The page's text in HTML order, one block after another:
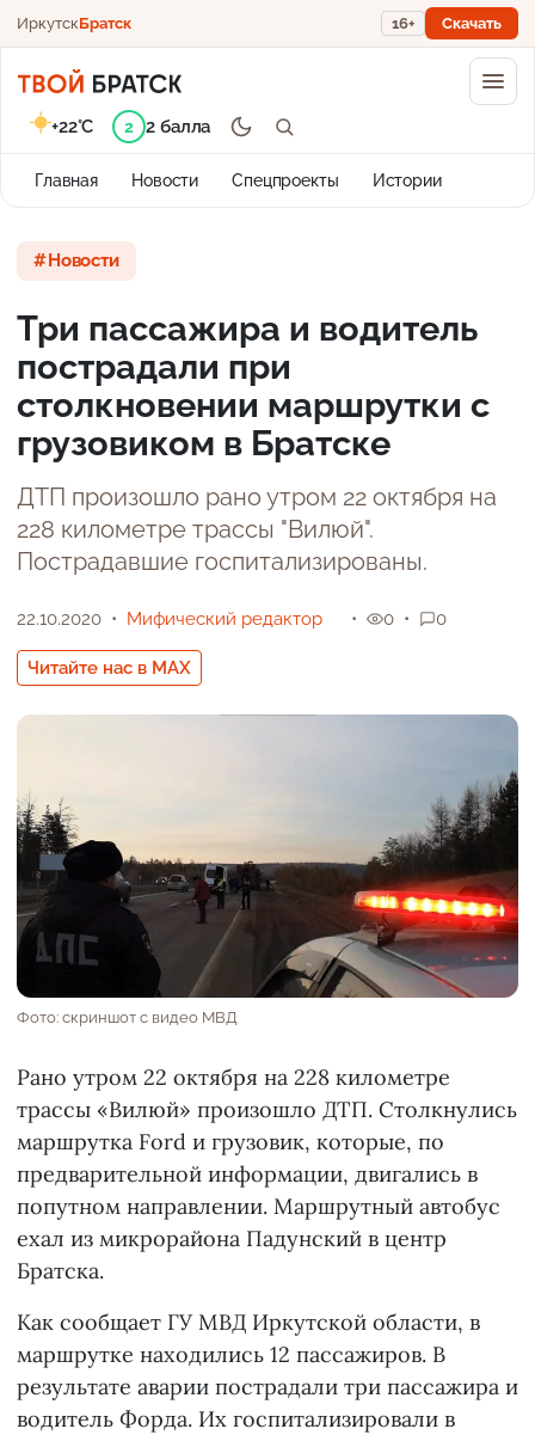
ИркутскБратск 16+ Скачать
Главная Новости Спецпроекты Истории
+22°C 2 2 балла
Новости
Три пассажира и водитель
пострадали при
столкновении маршрутки с
грузовиком в Братске
ДТП произошло рано утром 22 октября на
228 километре трассы "Вилюй".
Пострадавшие госпитализированы.
22.10.2020 Мифический редактор
Читайте нас в MAX
0 0
Фото: скриншот с видео МВД
Рано утром 22 октября на 228 километре
трассы «Вилюй» произошло ДТП. Столкнулись
маршрутка Ford и грузовик, которые, по
предварительной информации, двигались в
попутном направлении. Маршрутный автобус
ехал из микрорайона Падунский в центр
Братска.
Как сообщает ГУ МВД Иркутской области, в
маршрутке находились 12 пассажиров. В
результате аварии пострадали три пассажира и
водитель Форда. Их госпитализировали в